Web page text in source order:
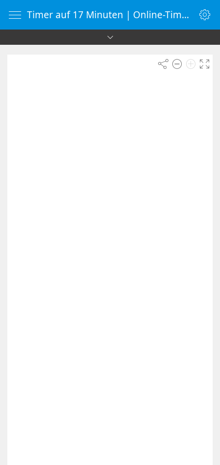
Timer auf 17 Minuten | Online-Timer | Countdown